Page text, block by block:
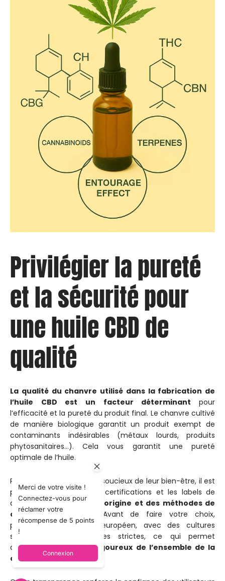
Privilégier la pureté
et la sécurité pour
une huile CBD de
qualité
La qualité du chanvre utilisé dans la fabrication de
l’huile CBD est un facteur déterminant pour
l’efficacité et la pureté du produit final. Le chanvre cultivé
de manière biologique garantit un produit exempt de
contaminants indésirables (métaux lourds, produits
phytosanitaires…). Cela vous garantit une pureté
optimale de l’huile.
Pour les consommateurs soucieux de leur bien-être, il est
primordial de vérifier les certifications et les labels de
qualité qui attestent de
l’origine et des méthodes de
culture du chanvre
. Avant de faire votre choix,
privilégiez un chanvre européen, avec des cultures
soumises à des normes strictes, ce qui permet
d'assurerun contrôle rigoureux de l’ensemble de la
chaîne de production.
Merci de votre visite !
Connectez-vous pour
réclamer votre
récompense de 5 points
!
Connexion